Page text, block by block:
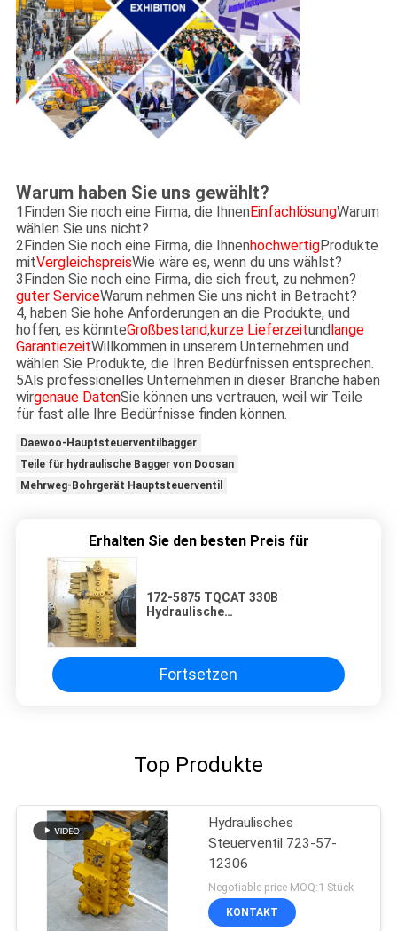
Warum haben Sie uns gewählt?
1Finden Sie noch eine Firma, die IhnenEinfachlösungWarum
wählen Sie uns nicht?
2Finden Sie noch eine Firma, die IhnenhochwertigProdukte
mitVergleichspreisWie wäre es, wenn du uns wählst?
3Finden Sie noch eine Firma, die sich freut, zu nehmen?
guter ServiceWarum nehmen Sie uns nicht in Betracht?
4, haben Sie hohe Anforderungen an die Produkte, und
hoffen, es könnteGroßbestand,kurze Lieferzeitundlange
GarantiezeitWillkommen in unserem Unternehmen und
wählen Sie Produkte, die Ihren Bedürfnissen entsprechen.
5Als professionelles Unternehmen in dieser Branche haben
wirgenaue DatenSie können uns vertrauen, weil wir Teile
für fast alle Ihre Bedürfnisse finden können.
Daewoo-Hauptsteuerventilbagger
Teile für hydraulische Bagger von Doosan
Mehrweg-Bohrgerät Hauptsteuerventil
Erhalten Sie den besten Preis für
172-5875 TQCAT 330B
Hydraulische
Fortsetzen
Top Produkte
Hydraulisches
Steuerventil 723-57-
12306
Negotiable price MOQ:1 Stück
KONTAKT